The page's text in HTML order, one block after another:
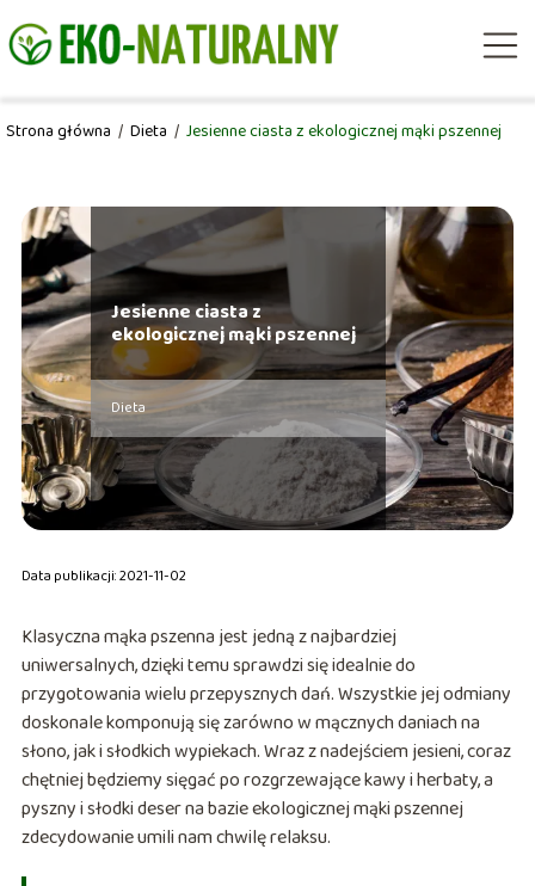
Strona główna / Dieta / Jesienne ciasta z ekologicznej mąki pszennej
Jesienne ciasta z
ekologicznej mąki pszennej
Dieta
Data publikacji: 2021-11-02
Klasyczna mąka pszenna jest jedną z najbardziej
uniwersalnych, dzięki temu sprawdzi się idealnie do
przygotowania wielu przepysznych dań. Wszystkie jej odmiany
doskonale komponują się zarówno w mącznych daniach na
słono, jak i słodkich wypiekach. Wraz z nadejściem jesieni, coraz
chętniej będziemy sięgać po rozgrzewające kawy i herbaty, a
pyszny i słodki deser na bazie ekologicznej mąki pszennej
zdecydowanie umili nam chwilę relaksu.